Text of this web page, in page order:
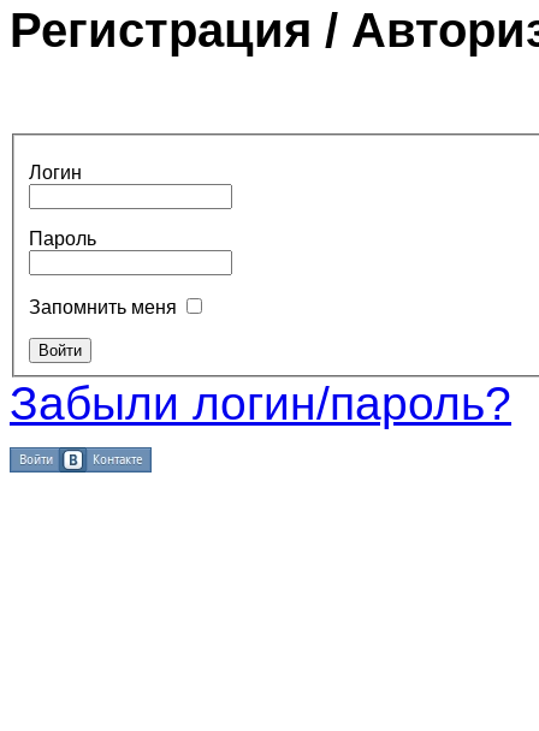
Регистрация /
Логин
Пароль
Запомнить меня
Забыли логин/пароль?